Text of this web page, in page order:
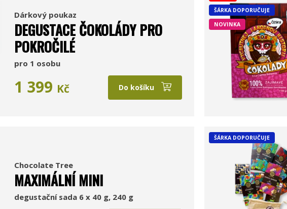
Dárkový poukaz
DEGUSTACE ČOKOLÁDY PRO
POKROČILÉ
pro 1 osobu
1 399 Kč Do košíku
ŠÁRKA DOPORUČUJE
NOVINKA
Chocolate Tree
MAXIMÁLNÍ MINI
degustační sada 6 x 40 g, 240 g
ŠÁRKA DOPORUČUJE